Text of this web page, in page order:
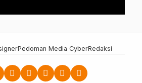
Pedoman Media CyberRedaksi